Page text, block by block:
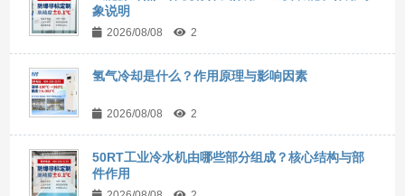
象说明
2026/08/08 2
氢气冷却是什么？作用原理与影响因素
2026/08/08 2
50RT工业冷水机由哪些部分组成？核心结构与部
件作用